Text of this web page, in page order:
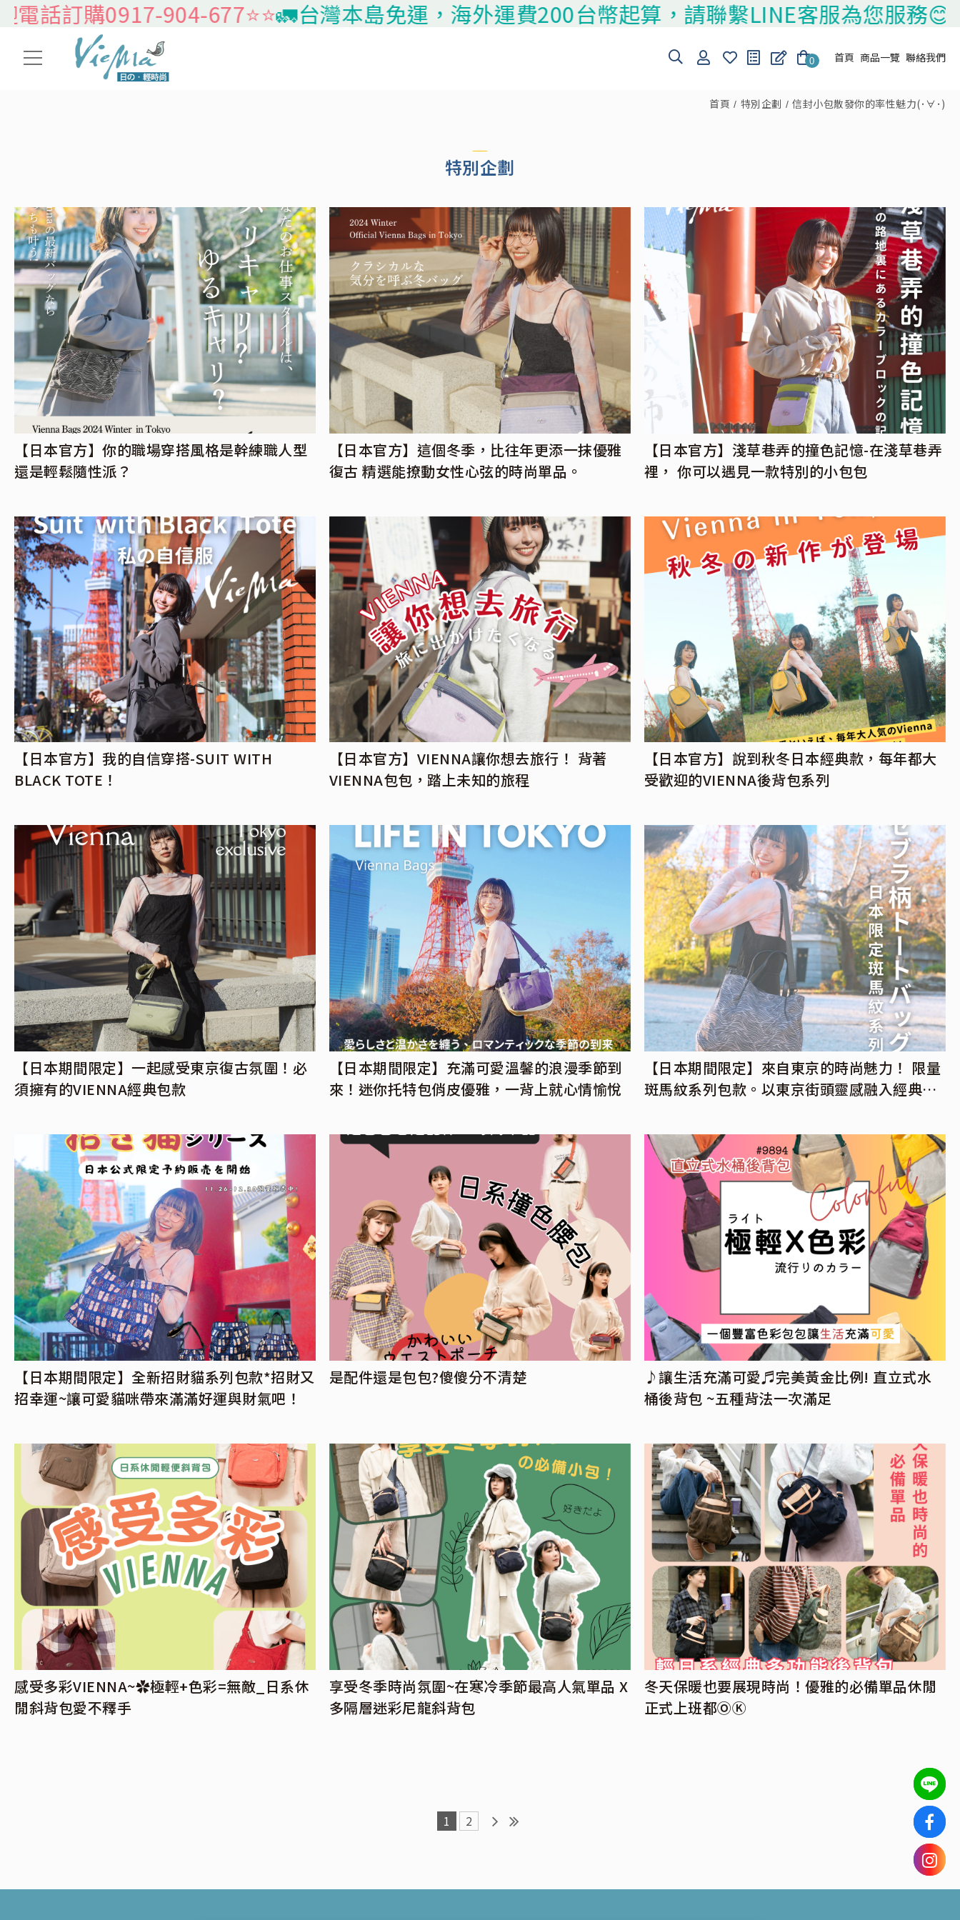
購0917-904-677⭐️⭐️🚛台灣本島免運，海外運費200台幣起算，請聯繫LINE客服為您服務😊
0 首頁 商品一覽 聯絡我們
首頁 特別企劃 信封小包散發你的率性魅力(･∀･)
特別企劃
【日本官方】你的職場穿搭風格是幹練職人型
還是輕鬆隨性派？
【日本官方】這個冬季，比往年更添一抹優雅
復古 精選能撩動女性心弦的時尚單品。
【日本官方】淺草巷弄的撞色記憶-在淺草巷弄
裡， 你可以遇見一款特別的小包包
【日本官方】我的自信穿搭-SUIT WITH
BLACK TOTE！
【日本官方】VIENNA讓你想去旅行！ 背著
VIENNA包包，踏上未知的旅程
【日本官方】說到秋冬日本經典款，每年都大
受歡迎的VIENNA後背包系列
【日本期間限定】一起感受東京復古氛圍！必
須擁有的VIENNA經典包款
【日本期間限定】充滿可愛溫馨的浪漫季節到
來！迷你托特包俏皮優雅，一背上就心情愉悅
【日本期間限定】來自東京的時尚魅力！ 限量
斑馬紋系列包款。以東京街頭靈感融入經典黑
【日本期間限定】全新招財貓系列包款*招財又
招幸運~讓可愛貓咪帶來滿滿好運與財氣吧！
是配件還是包包?傻傻分不清楚
♪讓生活充滿可愛♬完美黃金比例! 直立式水
桶後背包 ~五種背法一次滿足
感受多彩VIENNA~✿極輕+色彩=無敵_日系休
閒斜背包愛不釋手
享受冬季時尚氛圍~在寒冷季節最高人氣單品 X
多隔層迷彩尼龍斜背包
冬天保暖也要展現時尚！優雅的必備單品休閒
正式上班都ⓄⓀ
1 2